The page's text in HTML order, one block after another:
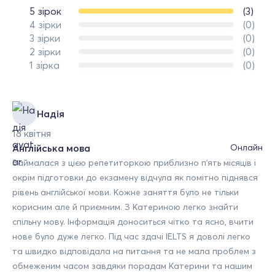
5 зірок
(3)
4 зірки
(0)
3 зірки
(0)
2 зірки
(0)
1 зірка
(0)
Надія
18 квітня
Онлайн
Англійська мова
Займалася з цією репетиторкою приблизно пʼять місяців і
окрім підготовки до екзамену відчула як помітно піднявся
рівень англійської мови. Кожне заняття було не тільки
корисним але й приємним. З Катериною легко знайти
спільну мову. Інформація доноситься чітко та ясно, вчити
нове було дуже легко. Під час здачі IELTS я доволі легко
та швидко відповідала на питання та не мала проблем з
обмеженим часом завдяки порадам Катерини та нашим